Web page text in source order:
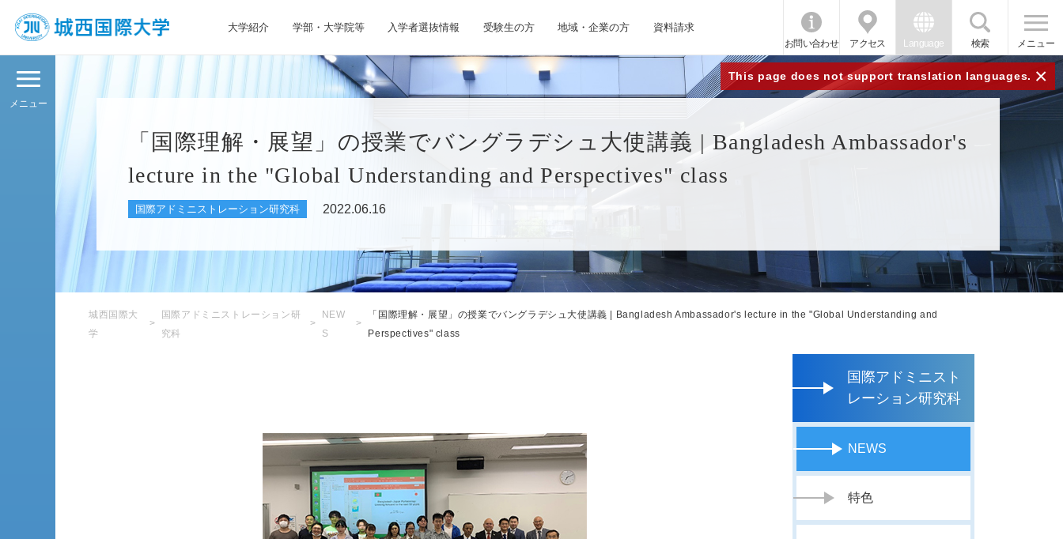
大学紹介 学部・大学院等 入学者選抜情報 受験生の方 地域・企業の方 資料請求
お問い合わせ アクセス Language 検索 メニュー
This page does not support translation languages. ×
メニュー
「国際理解・展望」の授業でバングラデシュ大使講義 | Bangladesh Ambassador's
lecture in the "Global Understanding and Perspectives" class
国際アドミニストレーション研究科 2022.06.16
城西国際大
学
国際アドミニストレーション研
究科
NEW
S
「国際理解・展望」の授業でバングラデシュ大使講義 | Bangladesh Ambassador's lecture in the "Global Understanding and
Perspectives" class
国際アドミニスト
レーション研究科
NEWS
特色